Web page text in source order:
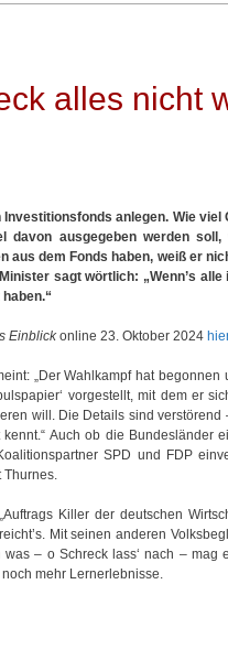
alles nicht
Investitionsfonds anlegen. Wie viel
davon ausgegeben werden
aus dem Fonds haben, weiß er
sagt wörtlich: „Wenn’s alle
Einblickonline 23. Oktober 2024
„Der Wahlkampf hat begonnen
vorgestellt, mit dem er
will. Die Details sind verstörend
Auch ob die Bundesländer
SPD und FDP
Thurnes.
Killer der deutschen
Mit seinen anderen
was – o Schreck lass‘ nach – mag
mehr Lernerlebnisse.